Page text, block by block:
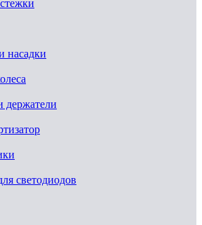
насадки
светодиодов